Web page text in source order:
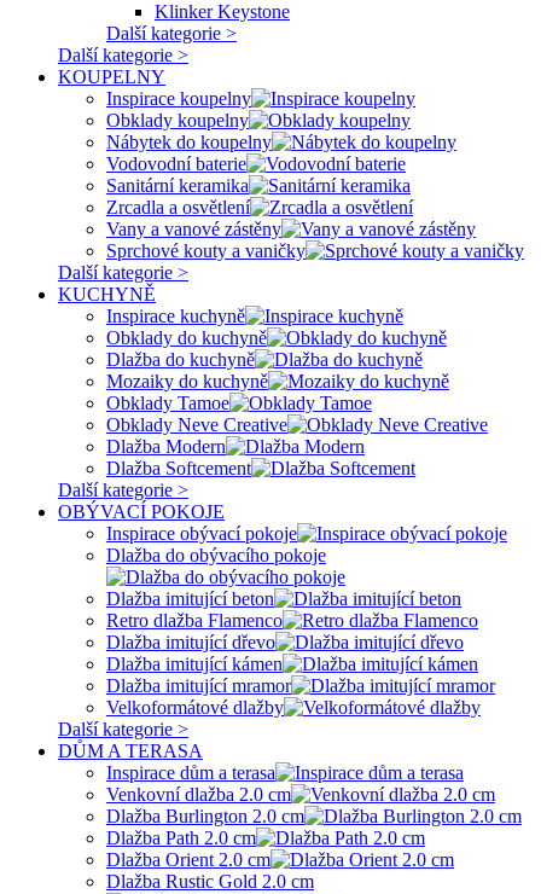
Klinker Keystone
Další kategorie >
Další kategorie >
KOUPELNY
Inspirace koupelny
Obklady koupelny
Nábytek do koupelny
Vodovodní baterie
Sanitární keramika
Zrcadla a osvětlení
Vany a vanové zástěny
Sprchové kouty a vaničky
Další kategorie >
KUCHYNĚ
Inspirace kuchyně
Obklady do kuchyně
Dlažba do kuchyně
Mozaiky do kuchyně
Obklady Tamoe
Obklady Neve Creative
Dlažba Modern
Dlažba Softcement
Další kategorie >
OBÝVACÍ POKOJE
Inspirace obývací pokoje
Dlažba do obývacího pokoje
Dlažba imitující beton
Retro dlažba Flamenco
Dlažba imitující dřevo
Dlažba imitující kámen
Dlažba imitující mramor
Velkoformátové dlažby
Další kategorie >
DŮM A TERASA
Inspirace dům a terasa
Venkovní dlažba 2.0 cm
Dlažba Burlington 2.0 cm
Dlažba Path 2.0 cm
Dlažba Orient 2.0 cm
Dlažba Rustic Gold 2.0 cm